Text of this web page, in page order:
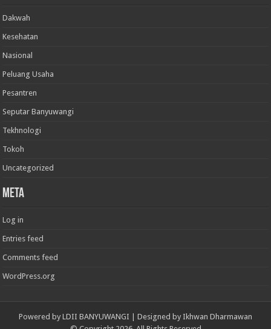
Dakwah
Kesehatan
Nasional
Peluang Usaha
Pesantren
Seputar Banyuwangi
Tekhnologi
Tokoh
Uncategorized
Meta
Log in
Entries feed
Comments feed
WordPress.org
Powered by LDII BANYUWANGI | Designed by Ikhwan Dharmawan